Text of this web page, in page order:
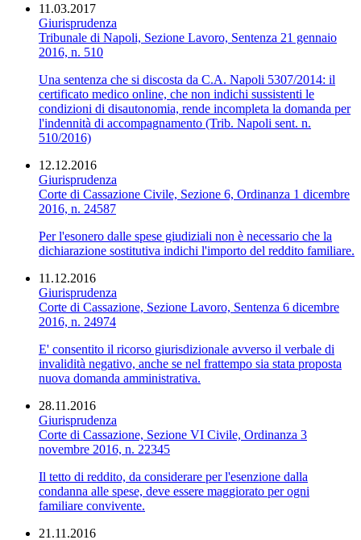
11.03.2017
Giurisprudenza
Tribunale di Napoli, Sezione Lavoro, Sentenza 21 gennaio
2016, n. 510
Una sentenza che si discosta da C.A. Napoli 5307/2014: il
certificato medico online, che non indichi sussistenti le
condizioni di disautonomia, rende incompleta la domanda per
l'indennità di accompagnamento (Trib. Napoli sent. n.
510/2016)
12.12.2016
Giurisprudenza
Corte di Cassazione Civile, Sezione 6, Ordinanza 1 dicembre
2016, n. 24587
Per l'esonero dalle spese giudiziali non è necessario che la
dichiarazione sostitutiva indichi l'importo del reddito familiare.
11.12.2016
Giurisprudenza
Corte di Cassazione, Sezione Lavoro, Sentenza 6 dicembre
2016, n. 24974
E' consentito il ricorso giurisdizionale avverso il verbale di
invalidità negativo, anche se nel frattempo sia stata proposta
nuova domanda amministrativa.
28.11.2016
Giurisprudenza
Corte di Cassazione, Sezione VI Civile, Ordinanza 3
novembre 2016, n. 22345
Il tetto di reddito, da considerare per l'esenzione dalla
condanna alle spese, deve essere maggiorato per ogni
familiare convivente.
21.11.2016